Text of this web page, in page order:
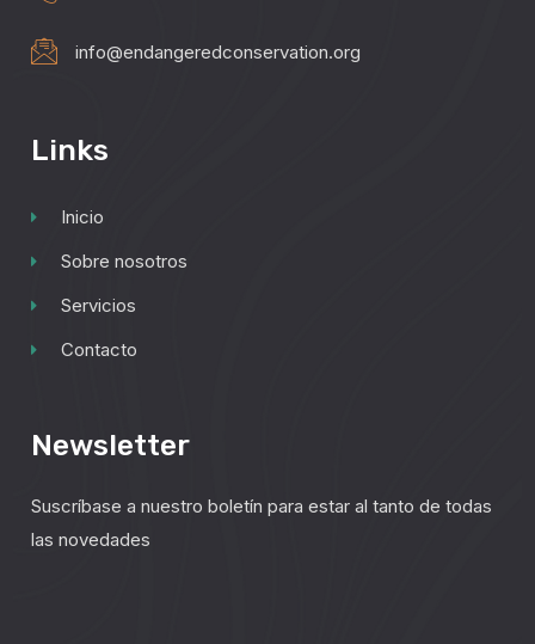
info@endangeredconservation.org
Links
Inicio
Sobre nosotros
Servicios
Contacto
Newsletter
Suscríbase a nuestro boletín para estar al tanto de todas
las novedades